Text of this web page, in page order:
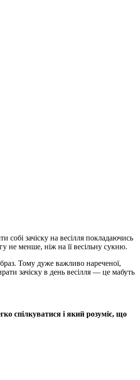
собі зачіску на весілля покладаючись
не менше, ніж на її весільну сукню.
Тому дуже важливо нареченої,
зачіску в день весілля — це мабуть
спілкуватися і який розуміє, що